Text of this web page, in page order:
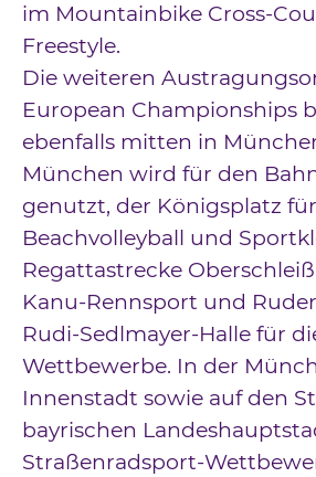
im Mountainbike Cross-
Freestyle.
Die weiteren
European Championships
ebenfalls mitten in
München wird für den
genutzt, der Königsplatz für
Beachvolleyball und
Regattastrecke
Kanu-Rennsport und
Rudi-Sedlmayer-Halle für
Wettbewerbe. In der
Innenstadt sowie auf den
bayrischen
Straßenradsport-